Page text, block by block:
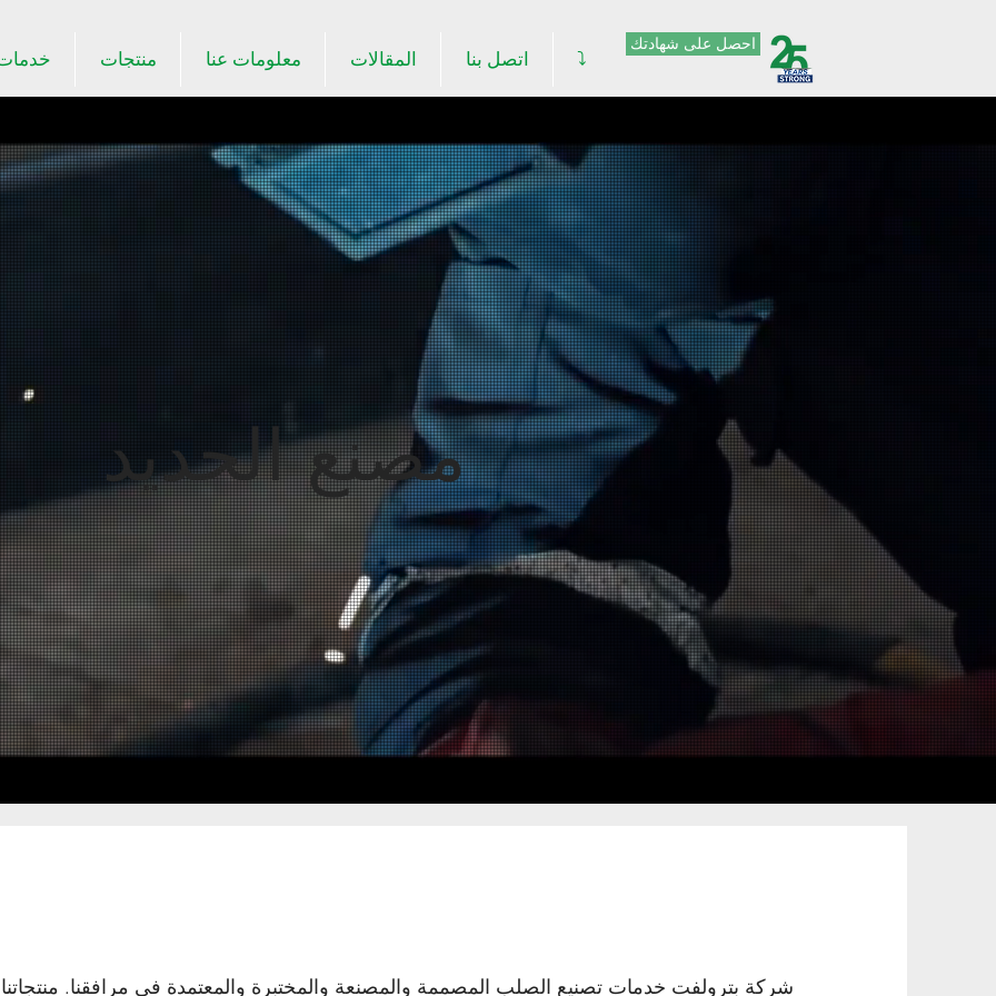
منتجات معلومات عنا المقالات اتصل بنا ⤵
احصل على شهادتك
مصنع الحديد
شركة بترولفت خدمات تصنيع الصلب المصممة والمصنعة والمختبرة والمعتمدة في مرافقنا.